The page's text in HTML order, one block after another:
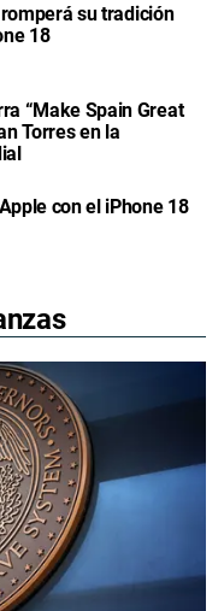
su tradición
18
“Make Spain Great
Torres en la
con el iPhone 18